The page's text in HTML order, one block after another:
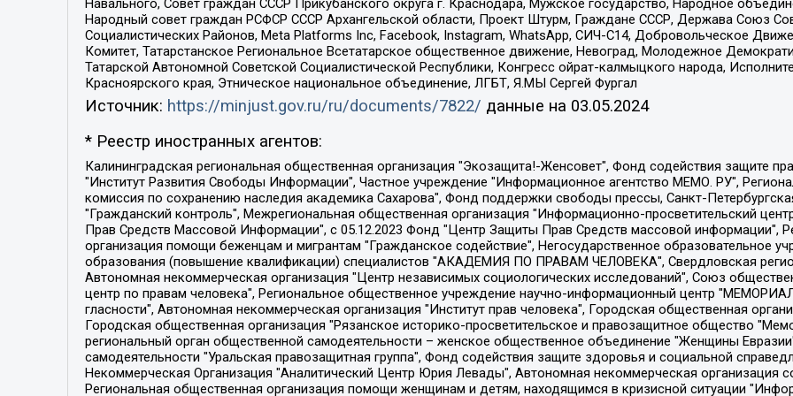
Навального, Совет граждан СССР Прикубанского округа г. Краснодара, Мужское государство, Народное
Народный совет граждан РСФСР СССР Архангельской области, Проект Штурм, Граждане СССР, Держава Союз
Социалистических Районов, Meta Platforms Inc, Facebook, Instagram, WhatsApp, СИЧ-С14, Добровольческое
Комитет, Татарстанское Региональное Всетатарское общественное движение, Невоград, Молодежное
Татарской Автономной Советской Социалистической Республики, Конгресс ойрат-калмыцкого народа,
Красноярского края, Этническое национальное объединение, ЛГБТ, Я.МЫ Сергей Фургал
Источник: https://minjust.gov.ru/ru/documents/7822/ данные на 03.05.2024
* Реестр иностранных агентов:
Калининградская региональная общественная организация "Экозащита!-Женсовет", Фонд содействия защите прав и свобод граждан "Общественный вердикт", Фонд "Институт Развития Свободы Информации", Частное учреждение "Информационное агентство МЕМО. РУ", Региональная общественная организация "Общественная комиссия по сохранению наследия академика Сахарова", Фонд поддержки свободы прессы, Санкт-Петербургская общественная правозащитная организация "Гражданский контроль", Межрегиональная общественная организация "Информационно-просветительский центр "Мемориал", Региональный Фонд "Центр Защиты Прав Средств Массовой Информации", с 05.12.2023 Фонд "Центр Защиты Прав Средств массовой информации", Региональная общественная благотворительная организация помощи беженцам и мигрантам "Гражданское содействие", Негосударственное образовательное учреждение дополнительного профессионального образования (повышение квалификации) специалистов "АКАДЕМИЯ ПО ПРАВАМ ЧЕЛОВЕКА", Свердловская региональная общественная организация "Сутяжник", Автономная некоммерческая организация "Центр независимых социологических исследований", Союз общественных объединений "Российский исследовательский центр по правам человека", Региональное общественное учреждение научно-информационный центр "МЕМОРИАЛ", Некоммерческая организация "Фонд защиты гласности", Автономная некоммерческая организация "Институт прав человека", Городская общественная организация "Екатеринбургское общество "МЕМОРИАЛ", Городская общественная организация "Рязанское историко-просветительское и правозащитное общество "Мемориал" (Рязанский Мемориал), Челябинский региональный орган общественной самодеятельности – женское общественное объединение "Женщины Евразии", Челябинский региональный орган общественной самодеятельности "Уральская правозащитная группа", Фонд содействия защите здоровья и социальной справедливости имени Андрея Рылькова, Автономная Некоммерческая Организация "Аналитический Центр Юрия Левады", Автономная некоммерческая организация социальной поддержки населения "Проект Апрель", Региональная общественная организация помощи женщинам и детям, находящимся в кризисной ситуации "Информационно-методический центр "Анна", Фонд содействия развитию массовых коммуникаций и правовому просвещению "Так-так-Так", Фонд содействия устойчивому развитию "Серебряная тайга", Свердловский региональный общественный фонд социальных проектов "Новое время", "Idel.Реалии", Кавказ.Реалии, Крым.Реалии, Телеканал Настоящее Время, Татаро-башкирская служба Радио Свобода (Azatliq Radiosi), Радио Свободная Европа/Радио Свобода (PCE/PC), "Сибирь.Реалии", "Фактограф", Благотворительный фонд помощи осужденным и их семьям, Автономная некоммерческая организация "Институт глобализации и социальных движений", Фонд "В защиту прав заключенных", Частное учреждение "Центр поддержки и содействия развитию средств массовой информации", Пензенский региональный общественный благотворительный фонд "Гражданский союз", "Север.Реалии", Некоммерческая организация Фонд "Правовая инициатива", Общество с ограниченной ответственностью "Радио Свободная Европа/Радио Свобода", Чешское информационное агентство "MEDIUM-ORIENT", Красноярская региональная общественная организация "Мы против СПИДа", Камалягин Денис Николаевич, Маркелов Сергей Евгеньевич, Пономарев Лев Александрович, Савицкая Людмила Алексеевна, Автономная некоммерческая организация "Центр по работе с проблемой насилия "НАСИЛИЮ.НЕТ", Межрегиональный профессиональный союз работников здравоохранения "Альянс врачей", Юридическое лицо, зарегистрированное в Латвийской Республике, SIA "Medusa Project" (регистрационный номер 40103797863, дата регистрации 10.06.2014), Некоммерческая организация "Фонд по борьбе с коррупцией", Автономная некоммерческая организация "Институт права и публичной политики", Баданин Роман Сергеевич, Гликин Максим Александрович, Железнова Мария Михайловна, Лукьянова Юлия Сергеевна, Маетная Елизавета Витальевна, Маняхин Петр Борисович, Чуракова Ольга Владимировна, Ярош Юлия Петровна, Юридическое лицо "The Insider SIA", зарегистрированное в Риге, Латвийская Республика (дата регистрации 26.06.2015), являющееся администратором доменного имени интернет-издания "The Insider SIA", https://theins.ru, Постернак Алексей Евгеньевич, Рубин Михаил Аркадьевич, Анин Роман Александрович, Юридическое лицо Istories fonds, зарегистрированное в Латвийской Республике (регистрационный номер 50008295751, дата регистрации 24.02.2020), Великовский Дмитрий Александрович, Долинина Ирина Николаевна, Мароховская Алеся Алексеевна, Шлейнов Роман Юрьевич, Шмагун Олеся Валентиновна, Общество с ограниченной ответственностью "Альтаир 2021", Общество с ограниченной ответственностью "Вега 2021", Общество с ограниченной ответственностью "Главный редактор 2021", Общество с ограниченной ответственностью "Ромашки монолит", Важенков Артем Валерьевич, Ивановская областная общественная организация "Центр гендерных исследований", Гурман Юрий Альбертович, Медиапроект "ОВД-Инфо", Егоров Владимир Владимирович, Жилинский Владимир Александрович, Общество с ограниченной ответственностью "ЗП", Иванова София Юрьевна, Карезина Инна Павловна, Кильтау Екатерина Викторовна, Петров Алексей Викторович, Пискунов Сергей Евгеньевич, Смирнов Сергей Сергеевич, Тихонов Михаил Сергеевич, Общество с ограниченной ответственностью "ЖУРНАЛИСТ-ИНОСТРАННЫЙ АГЕНТ", Арапова Галина Юрьевна, Вольтская Татьяна Анатольевна, Американская компания "Mason G.E.S. Anonymous Foundation" (США), являющаяся владельцем интернет-издания https://mnews.world/, Компания "Stichting Bellingcat", зарегистрированная в Нидерландах (дата регистрации 11.07.2018), Захаров Андрей Вячеславович, Клепиковская Екатерина Дмитриевна, Общество с ограниченной ответственностью "МЕМО", Перл Роман Александрович, Симонов Евгений Алексеевич, Соловьева Елена Анатольевна, Сотников Даниил Владимирович, Сурначева Елизавета Дмитриевна, Автономная некоммерческая организация по защите прав человека и информированию населения "Якутия – Наше Мнение", Общество с ограниченной ответственностью "Москоу диджитал медиа", с 26.01.2023 Общество с ограниченной ответственностью "Чайка Белые сады", Ветошкина Валерия Валерьевна, Заговора Максим Александрович, Межрегиональное общественное движение "Российская ЛГБТ - сеть", Оленичев Максим Владимирович, Павлов Иван Юрьевич, Скворцова Елена Сергеевна, Общество с ограниченной ответственностью "Как бы инагент", Кочетков Игорь Викторович, Общество с ограниченной ответственностью "Честные выборы", Еланчик Олег Александрович, Общество с ограниченной ответственностью "Нобелевский призыв", Гималова Регина Эмилевна, Григорьев Андрей Валерьевич, Григорьева Алина Александровна, Ассоциация по содействию защите прав призывников, альтернативнослужащих и военнослужащих "Правозащитная группа